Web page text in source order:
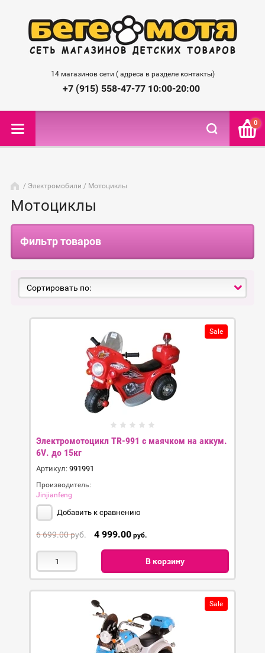
14 магазинов сети ( адреса в разделе контакты)
+7 (915) 558-47-77 10:00-20:00
0
/ Электромобили / Мотоциклы
Мотоциклы
Фильтр товаров
Сортировать по:
Sale
Электромотоцикл TR-991 с маячком на аккум.
6V. до 15кг
Артикул: 991991
Производитель:
Jinjianfeng
Добавить к сравнению
6 699.00руб. 4 999.00 руб.
В корзину
Sale